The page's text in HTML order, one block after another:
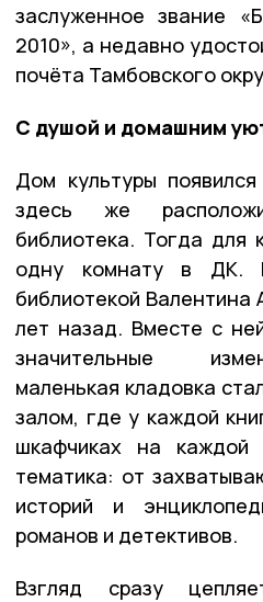
заслуженное звание
2010», а недавно
почёта Тамбовского
С душой и домашним
Дом культуры
здесь же
библиотека. Тогда для
одну комнату в ДК.
библиотекой Валентина
лет назад. Вместе с
значительные
маленькая кладовка
залом, где у каждой
шкафчиках на каждой
тематика: от
историй и
романов и детективов.
Взгляд сразу